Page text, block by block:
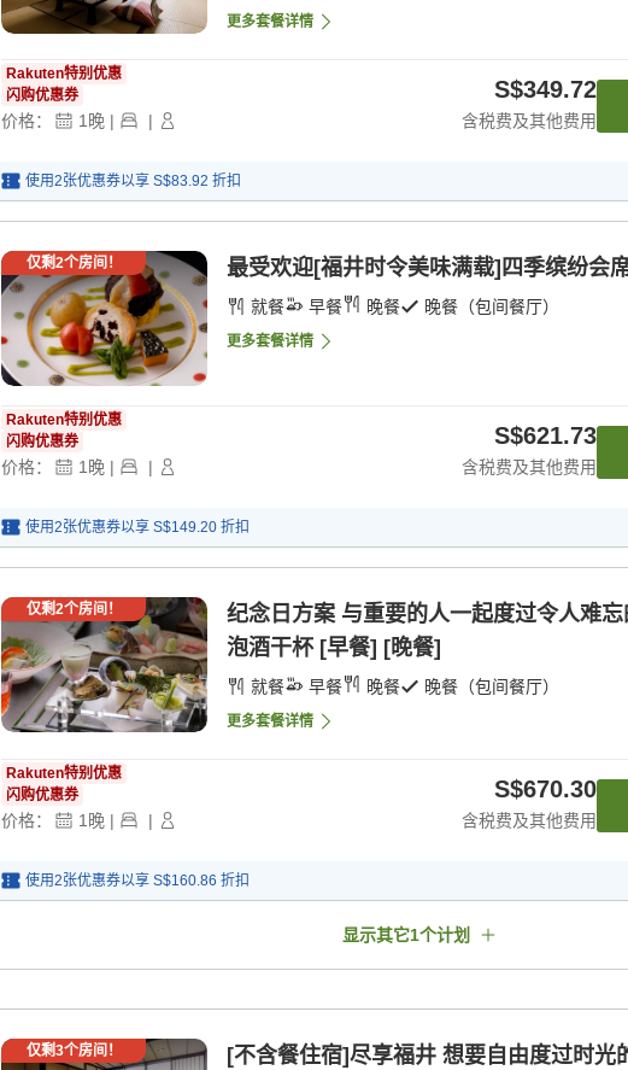
更多套餐详情
Rakuten特别优惠
闪购优惠券
价格： 1晚 | |
S$349.72
含税费及其他费用
使用2张优惠券以享 S$83.92 折扣
仅剩2个房间！ 最受欢迎[福井时令美味满载]四季缤纷会
就餐 早餐 晚餐 晚餐（包间餐厅）
更多套餐详情
Rakuten特别优惠
闪购优惠券
价格： 1晚 | |
S$621.73
含税费及其他费用
使用2张优惠券以享 S$149.20 折扣
仅剩2个房间！
纪念日方案 与重要的人一起度过令人难
泡酒干杯 [早餐] [晚餐]
就餐 早餐 晚餐 晚餐（包间餐厅）
更多套餐详情
Rakuten特别优惠
闪购优惠券
价格： 1晚 | |
S$670.30
含税费及其他费用
使用2张优惠券以享 S$160.86 折扣
显示其它1个计划
仅剩3个房间！
[不含餐住宿]尽享福井 想要自由度过时光